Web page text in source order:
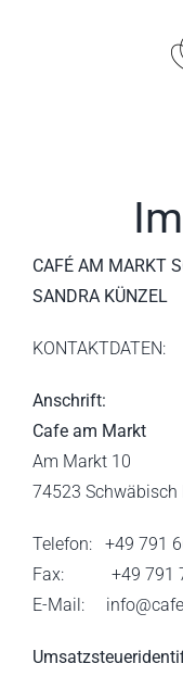
CAFÉ AM MARKT
SANDRA KÜNZEL
KONTAKTDATEN:
Anschrift:
Cafe am Markt
Am Markt 10
74523 Schwäbisch
Telefon: +49 791
Fax: +49 791
E-Mail: